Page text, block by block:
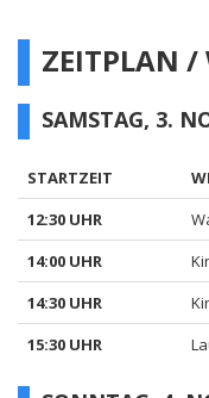
ZEITPLAN /
SAMSTAG, 3.
STARTZEIT
12:30 UHR
14:00 UHR
14:30 UHR
15:30 UHR